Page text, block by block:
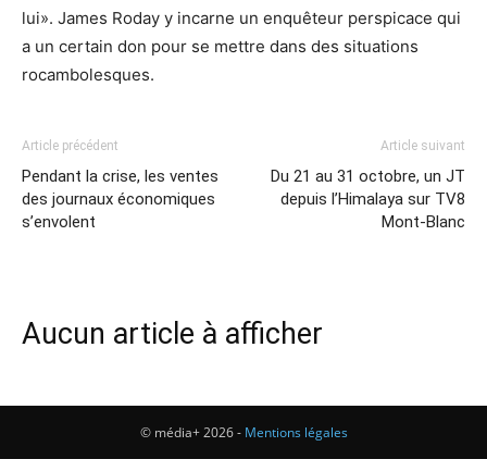
lui». James Roday y incarne un enquêteur perspicace qui
a un certain don pour se mettre dans des situations
rocambolesques.
Article précédent
Pendant la crise, les ventes
des journaux économiques
s’envolent
Article suivant
Du 21 au 31 octobre, un JT
depuis l’Himalaya sur TV8
Mont-Blanc
Aucun article à afficher
© média+ 2026 - Mentions légales